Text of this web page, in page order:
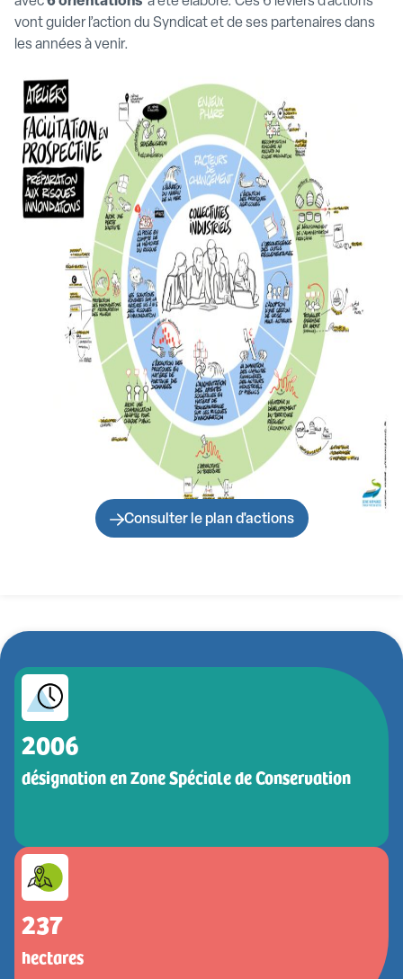
vont guider l’action du Syndicat et de ses partenaires dans
les années à venir.
Consulter le plan d'actions
désignation en Zone Spéciale de Conservation
2006
hectares
237